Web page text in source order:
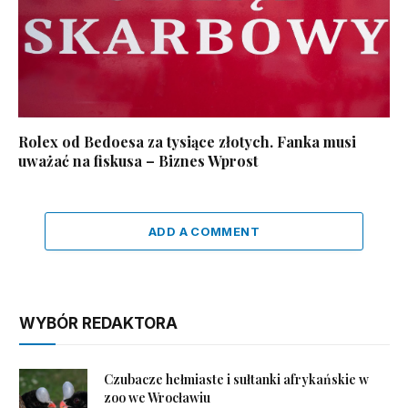
Rolex od Bedoesa za tysiące złotych. Fanka musi
uważać na fiskusa – Biznes Wprost
ADD A COMMENT
WYBÓR REDAKTORA
Czubacze hełmiaste i sułtanki afrykańskie w
zoo we Wrocławiu